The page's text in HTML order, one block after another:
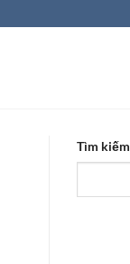
Tìm kiếm